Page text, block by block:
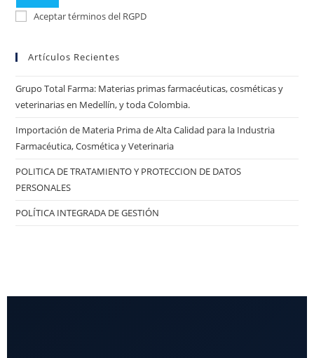
Aceptar términos del RGPD
Artículos Recientes
Grupo Total Farma: Materias primas farmacéuticas, cosméticas y
veterinarias en Medellín, y toda Colombia.
Importación de Materia Prima de Alta Calidad para la Industria
Farmacéutica, Cosmética y Veterinaria
POLITICA DE TRATAMIENTO Y PROTECCION DE DATOS
PERSONALES
POLÍTICA INTEGRADA DE GESTIÓN